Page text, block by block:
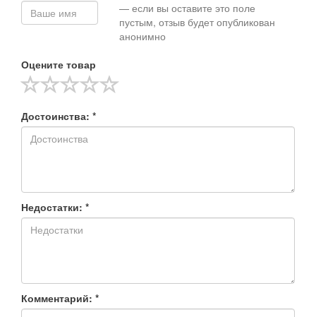
— если вы оставите это поле
пустым, отзыв будет опубликован
анонимно
Оцените товар
Достоинства: *
Недостатки: *
Комментарий: *